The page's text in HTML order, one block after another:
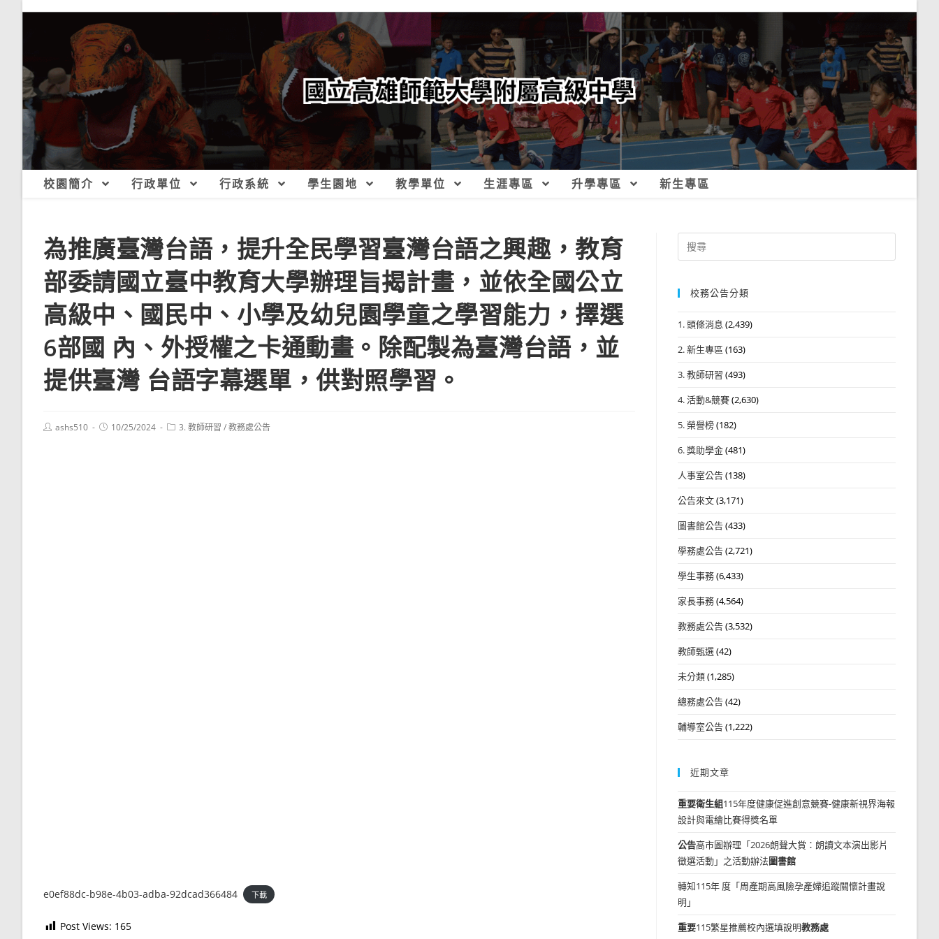
校園簡介 行政單位 行政系統 學生園地 教學單位 生涯專區 升學專區 新生專區
為推廣臺灣台語，提升全民學習臺灣台語之興趣，教育
部委請國立臺中教育大學辦理旨揭計畫，並依全國公立
高級中、國民中、小學及幼兒園學童之學習能力，擇選
6部國 內、外授權之卡通動畫。除配製為臺灣台語，並
提供臺灣 台語字幕選單，供對照學習。
Postashs510
Post10/25/2024
Post3. 教師研習 /教務處公告
e0ef88dc-b98e-4b03-adba-92dcad366484 下載
Post Views: 165
Search
for:
校務公告分類
1. 頭條消息 (2,439)
2. 新生專區 (163)
3. 教師研習 (493)
4. 活動&競賽(2,630)
5. 榮譽榜(182)
6. 獎助學金(481)
人事室公告(138)
公告來文(3,171)
圖書館公告(433)
學務處公告(2,721)
學生事務(6,433)
家長事務(4,564)
教務處公告(3,532)
教師甄選(42)
未分類(1,285)
總務處公告(42)
輔導室公告(1,222)
近期文章
重要衛生組115年度健康促進創意競賽-健康新視界海報
設計與電繪比賽得獎名單
公告高市圖辦理「2026朗聲大賞：朗讀文本演出影片
徵選活動」之活動辦法圖書館
轉知115年 度「周產期高風險孕產婦追蹤關懷計畫說
明」
重要115繁星推薦校內選填說明教務處